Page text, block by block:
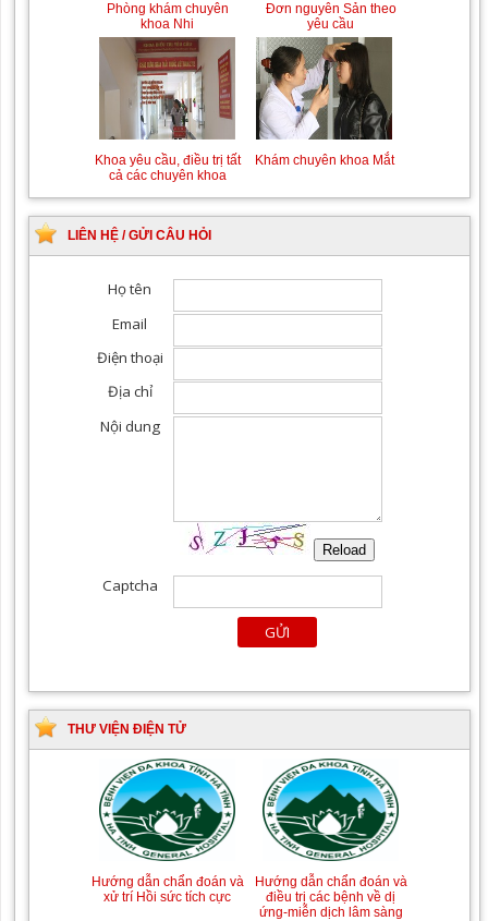
Phòng khám chuyên
khoa Nhi
Đơn nguyên Sản theo
yêu cầu
Khoa yêu cầu, điều trị tất
cả các chuyên khoa
Khám chuyên khoa Mắt
LIÊN HỆ / GỬI CÂU HỎI
THƯ VIỆN ĐIỆN TỬ
Hướng dẫn chẩn đoán và
xử trí Hồi sức tích cực
Hướng dẫn chẩn đoán và
điều trị các bệnh về dị
ứng-miễn dịch lâm sàng